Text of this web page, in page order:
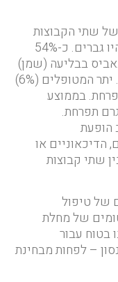
שתי הקבוצות
יחד היה 66 שנים, כאשר 62% מהם היו גברים. כ-54%
בבליעה (שמן)
ו-40% צרכו קנאביס בעישון או אידוי. יתר המטופלים (6%)
בממוצע
הופעת
הדיכאוניים או
שתי קבוצות
של טיפול
של מחלת
בטוח עבור
– לפחות מבחינת